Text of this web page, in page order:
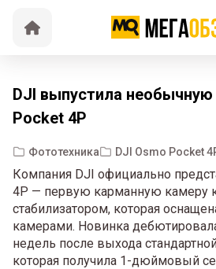
DJI выпустила необычную
Pocket 4P
Фототехника DJI Osmo Pocket
Компания DJI официально
4P — первую карманную камеру
стабилизатором, которая
камерами. Новинка
недель после выхода
которая получила 1-дюймовый